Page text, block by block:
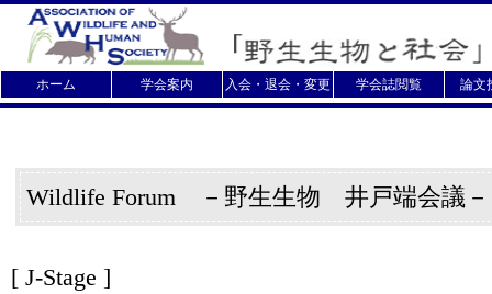
ホーム 学会案内 入会・退会・変更 学会誌閲覧 論文
Wildlife Forum －野生生物 井戸端会議
[ J-Stage ]